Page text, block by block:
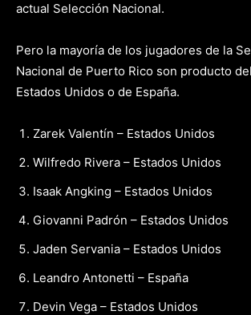
actual Selección Nacional.
Pero la mayoría de los jugadores de la
Nacional de Puerto Rico son producto
Estados Unidos o de España.
Zarek Valentín – Estados Unidos
Wilfredo Rivera – Estados Unidos
Isaak Angking – Estados Unidos
Giovanni Padrón – Estados Unidos
Jaden Servania – Estados Unidos
Leandro Antonetti – España
Devin Vega – Estados Unidos